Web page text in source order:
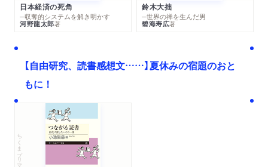
日本経済の死角
─収奪的システムを解き明かす
河野龍太郎著
鈴木大拙
─世界の禅を生んだ男
碧海寿広著
【自由研究、読書感想文……】夏休みの宿題のおと
もに！
ちくまプリマー新書